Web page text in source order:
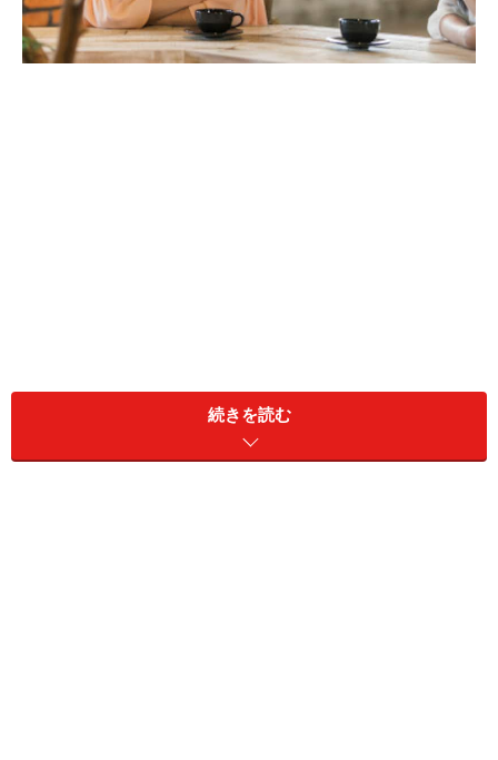
口癖にもいろいろありますが、そんな言葉のひとつ「な
んか」について考えてみましょう。話の中でたびたび出
続きを読む